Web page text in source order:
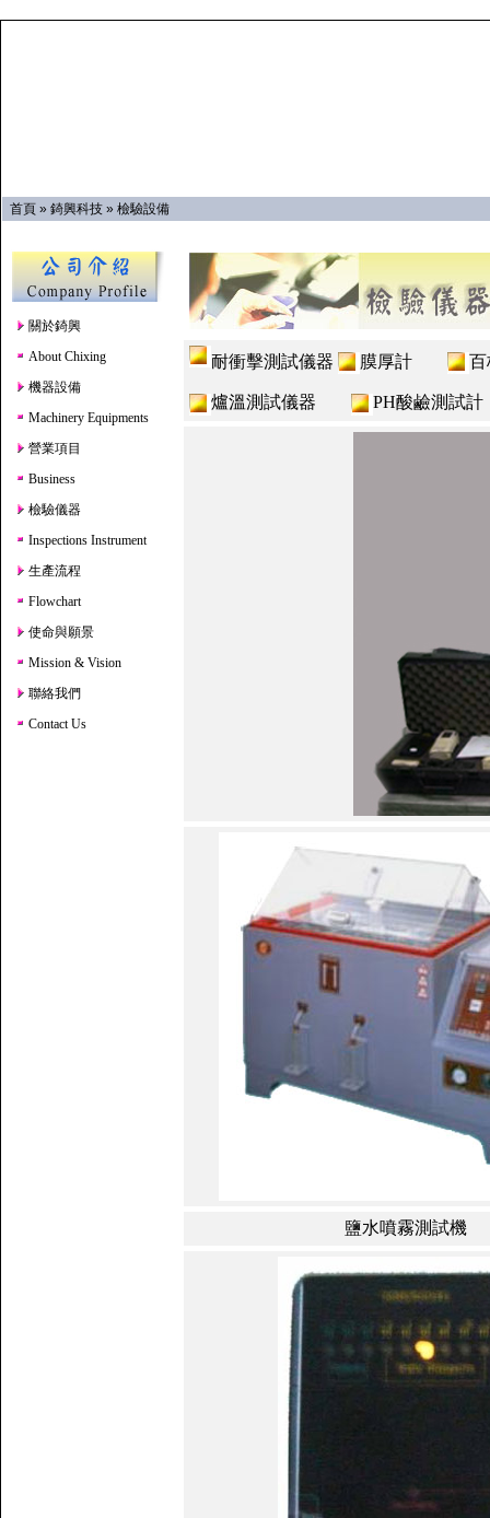
首頁 » 錡興科技 » 檢驗設備
關於錡興
About Chixing
機器設備
Machinery Equipments
營業項目
Business
檢驗儀器
Inspections Instrument
生產流程
Flowchart
使命與願景
Mission & Vision
聯絡我們
Contact Us
耐衝擊測試儀器 膜厚計
爐溫測試儀器 PH酸鹼測
鹽水噴霧測試機